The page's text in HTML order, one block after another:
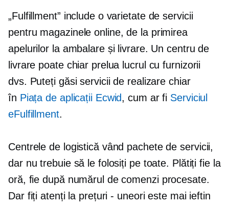
„Fulfillment” include o varietate de servicii
pentru magazinele online, de la primirea
apelurilor la ambalare și livrare. Un centru de
livrare poate chiar prelua lucrul cu furnizorii
dvs. Puteți găsi servicii de realizare chiar
în Piața de aplicații Ecwid, cum ar fi Serviciul
eFulfillment.
Centrele de logistică vând pachete de servicii,
dar nu trebuie să le folosiți pe toate. Plătiți fie la
oră, fie după numărul de comenzi procesate.
Dar fiți atenți la prețuri - uneori este mai ieftin